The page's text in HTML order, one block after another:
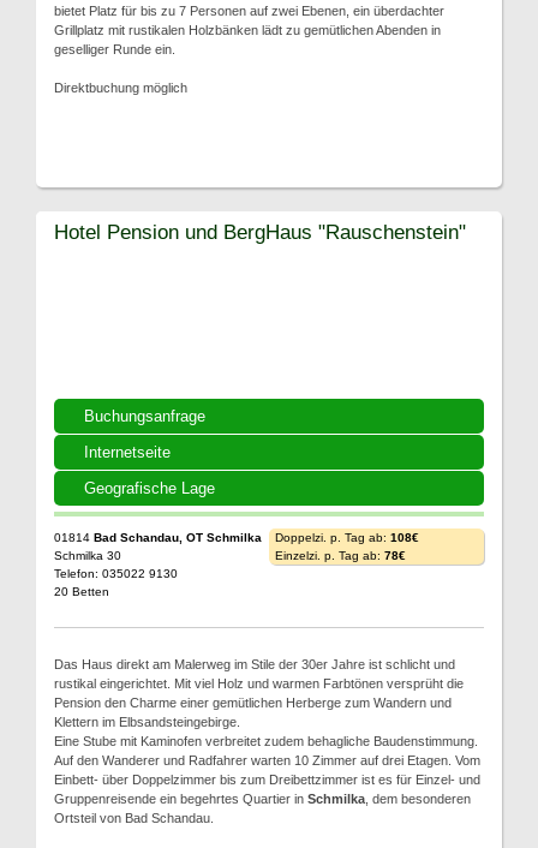
bietet Platz für bis zu 7 Personen auf zwei Ebenen, ein überdachter
Grillplatz mit rustikalen Holzbänken lädt zu gemütlichen Abenden in
geselliger Runde ein.
Direktbuchung möglich
Buchungsanfrage
Internetseite
Geografische Lage
Hotel Pension und BergHaus "Rauschenstein"
01814 Bad Schandau, OT Schmilka
Schmilka 30
Telefon: 035022 9130
20 Betten
Doppelzi. p. Tag ab: 108€
Einzelzi. p. Tag ab: 78€
Das Haus direkt am Malerweg im Stile der 30er Jahre ist schlicht und
rustikal eingerichtet. Mit viel Holz und warmen Farbtönen versprüht die
Pension den Charme einer gemütlichen Herberge zum Wandern und
Klettern im Elbsandsteingebirge.
Eine Stube mit Kaminofen verbreitet zudem behagliche Baudenstimmung.
Auf den Wanderer und Radfahrer warten 10 Zimmer auf drei Etagen. Vom
Einbett- über Doppelzimmer bis zum Dreibettzimmer ist es für Einzel- und
Gruppenreisende ein begehrtes Quartier in Schmilka , dem besonderen
Ortsteil von Bad Schandau.